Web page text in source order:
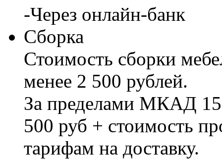
-Через онлайн-банк
Сборка
Стоимость сборки
менее 2 500 рублей.
За пределами МКАД
500 руб + стоимость
тарифам на доставку.